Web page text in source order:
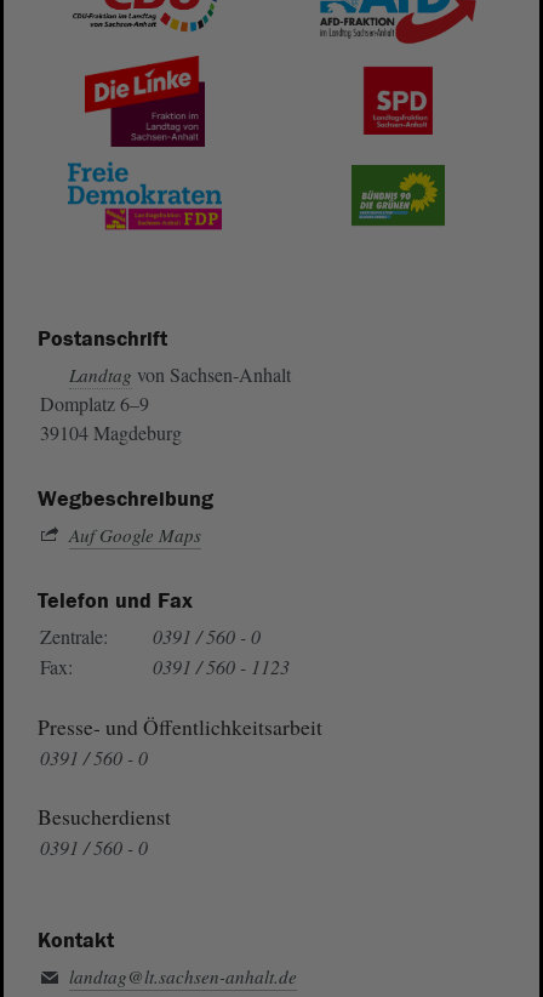
Postanschrift
Landtag von Sachsen-Anhalt
Domplatz 6–9
39104 Magdeburg
Wegbeschreibung
Auf Google Maps
Telefon und Fax
Zentrale:
0391 / 560 - 0
Fax:
0391 / 560 - 1123
Presse- und Öffentlichkeitsarbeit
0391 / 560 - 0
Besucherdienst
0391 / 560 - 0
Kontakt
landtag@lt.sachsen-anhalt.de